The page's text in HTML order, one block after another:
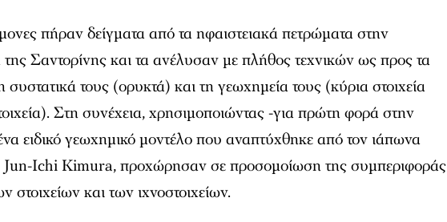
πήραν δείγματα από τα ηφαιστειακά πετρώματα στην
της Σαντορίνης και τα ανέλυσαν με πλήθος τεχνικών ως προς τα
συστατικά τους (ορυκτά) και τη γεωχημεία τους (κύρια στοιχεία
Στη συνέχεια, χρησιμοποιώντας -για πρώτη φορά στην
ειδικό γεωχημικό μοντέλο που αναπτύχθηκε από τον ιάπωνα
Jun-Ichi Kimura, προχώρησαν σε προσομοίωση της συμπεριφοράς
στοιχείων και των ιχνοστοιχείων.